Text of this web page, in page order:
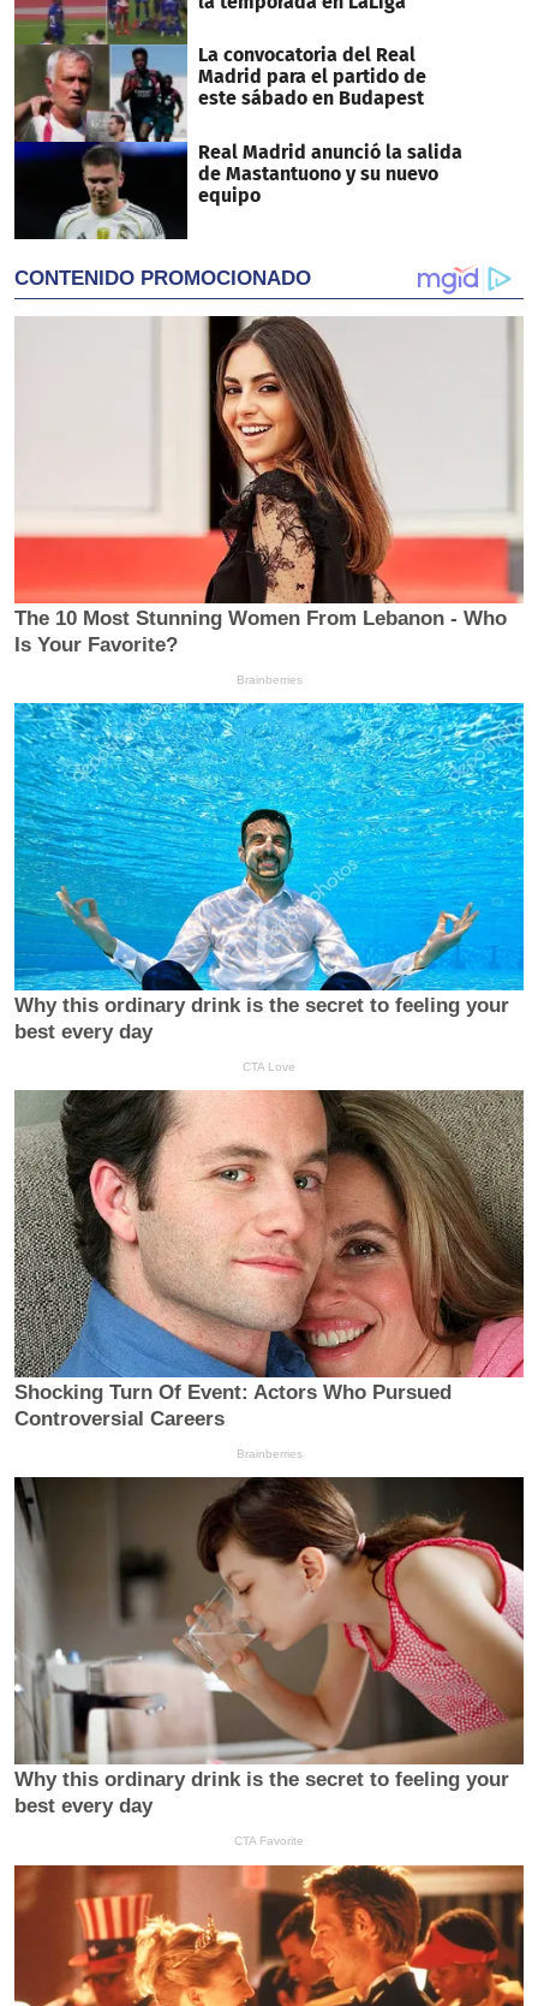
La convocatoria del Real
Madrid para el partido de
este sábado en Budapest
Real Madrid anunció la salida
de Mastantuono y su nuevo
equipo